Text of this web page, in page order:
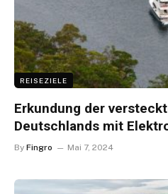
REISEZIELE
Erkundung der
Deutschlands mit
By Fingro Mai 7, 2024